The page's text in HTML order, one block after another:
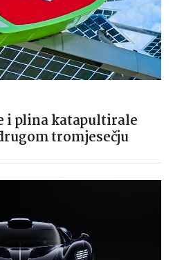
i plina katapultirale
tromjesečju